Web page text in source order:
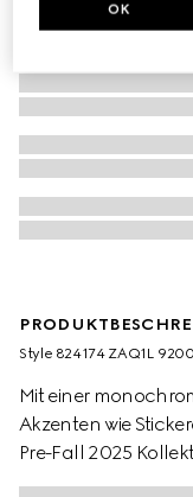
Style ‎824174 ZAQ1L 9200
Mit einer
Akzenten wie
Pre-Fall 2025
tagsüber wie auch
OK